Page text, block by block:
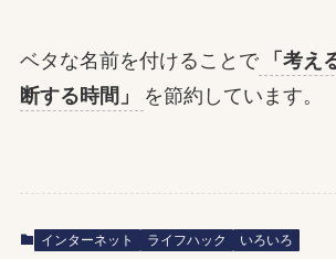
ベタな名前を付けることで 「考え
断する時間」
を節約しています。
インターネット ライフハック いろいろ